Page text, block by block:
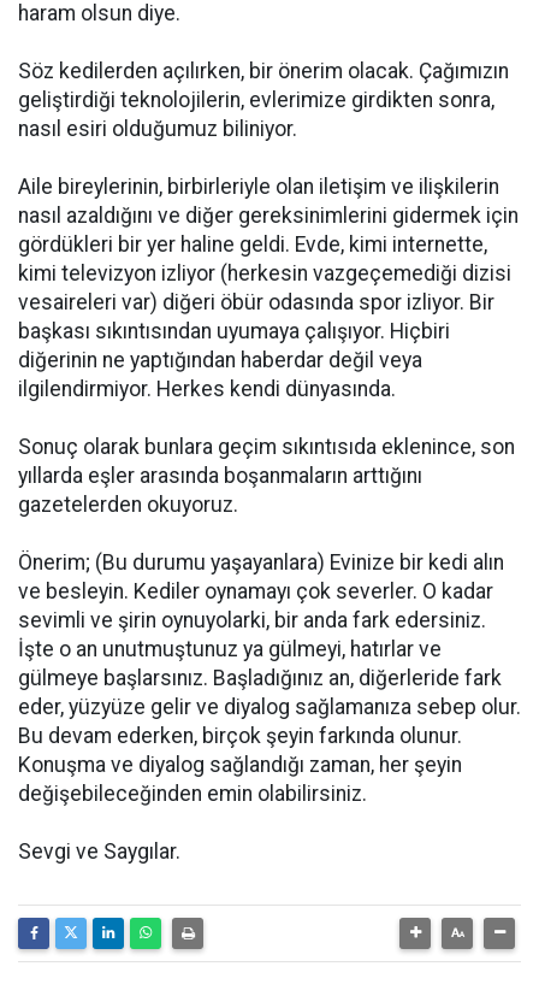
haram olsun diye.
Söz kedilerden açılırken, bir önerim olacak. Çağımızın
geliştirdiği teknolojilerin, evlerimize girdikten sonra,
nasıl esiri olduğumuz biliniyor.
Aile bireylerinin, birbirleriyle olan iletişim ve ilişkilerin
nasıl azaldığını ve diğer gereksinimlerini gidermek için
gördükleri bir yer haline geldi. Evde, kimi internette,
kimi televizyon izliyor (herkesin vazgeçemediği dizisi
vesaireleri var) diğeri öbür odasında spor izliyor. Bir
başkası sıkıntısından uyumaya çalışıyor. Hiçbiri
diğerinin ne yaptığından haberdar değil veya
ilgilendirmiyor. Herkes kendi dünyasında.
Sonuç olarak bunlara geçim sıkıntısıda eklenince, son
yıllarda eşler arasında boşanmaların arttığını
gazetelerden okuyoruz.
Önerim; (Bu durumu yaşayanlara) Evinize bir kedi alın
ve besleyin. Kediler oynamayı çok severler. O kadar
sevimli ve şirin oynuyolarki, bir anda fark edersiniz.
İşte o an unutmuştunuz ya gülmeyi, hatırlar ve
gülmeye başlarsınız. Başladığınız an, diğerleride fark
eder, yüzyüze gelir ve diyalog sağlamanıza sebep olur.
Bu devam ederken, birçok şeyin farkında olunur.
Konuşma ve diyalog sağlandığı zaman, her şeyin
değişebileceğinden emin olabilirsiniz.
Sevgi ve Saygılar.